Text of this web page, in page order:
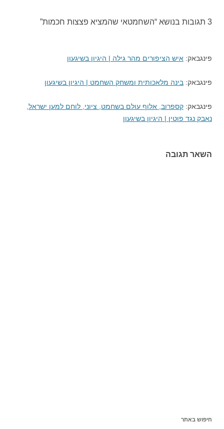
3 תגובות בנושא “ השחמטאי שהמציא פצצות חכמות”
פינגבאק: איש הציפורים מהר גילה | היגיון בשיגעון
פינגבאק: בינה מלאכותית ומשחק השחמט | היגיון בשיגעון
פינגבאק: קספרוב, אלוף עולם בשחמט, ציוני, לוחם למען ישראל,
נאבק נגד פוטין | היגיון בשיגעון
השאר תגובה
חיפוש באתר